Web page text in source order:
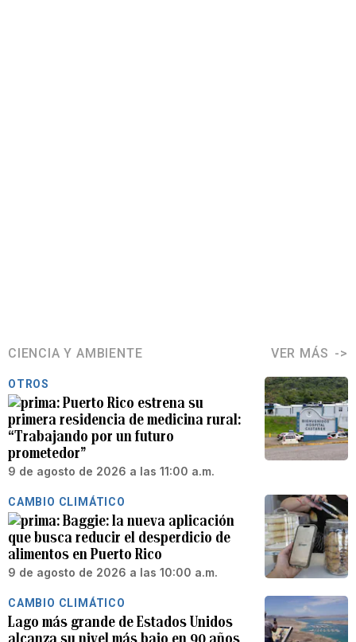
CIENCIA Y AMBIENTE VER MÁS
OTROS
Puerto Rico estrena su
primera residencia de medicina rural:
“Trabajando por un futuro
prometedor”
9 de agosto de 2026 a las 11:00 a.m.
CAMBIO CLIMÁTICO
Baggie: la nueva aplicación
que busca reducir el desperdicio de
alimentos en Puerto Rico
9 de agosto de 2026 a las 10:00 a.m.
CAMBIO CLIMÁTICO
Lago más grande de Estados Unidos
alcanza su nivel más bajo en 90 años